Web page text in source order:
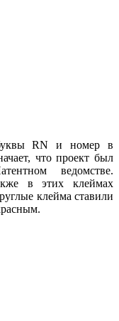
RN и номер в
что проект был
ведомстве.
в этих клеймах
клейма ставили